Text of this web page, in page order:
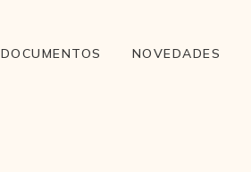
DOCUMENTOS NOVEDADES